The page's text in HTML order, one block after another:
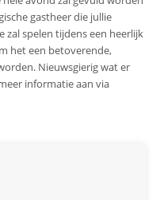
gastheer die jullie
zal spelen tijdens een heerlijk
het een betoverende,
Nieuwsgierig wat er
informatie aan via